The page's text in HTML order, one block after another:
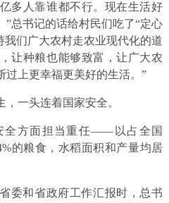
多人靠谁都不行。现在生活好
”总书记的话给村民们吃了“定心
我们广大农村走农业现代化的道
让种粮也能够致富，让广大农
过上更幸福更美好的生活。”
一头连着国家安全。
全方面担当重任——以占全国
的粮食，水稻面积和产量均居
委和省政府工作汇报时，总书